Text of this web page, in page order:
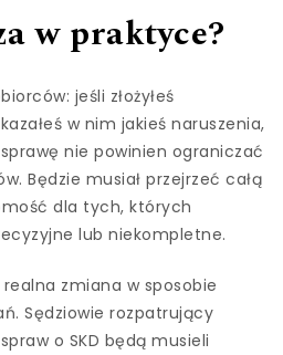
w praktyce?
jeśli złożyłeś
w nim jakieś naruszenia,
nie powinien ograniczać
Będzie musiał przejrzeć całą
dla tych, których
lub niekompletne.
zmiana w sposobie
Sędziowie rozpatrujący
o SKD będą musieli